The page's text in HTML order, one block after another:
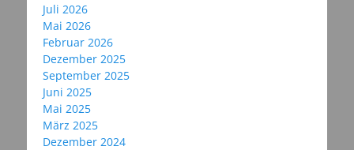
Juli 2026
Mai 2026
Februar 2026
Dezember 2025
September 2025
Juni 2025
Mai 2025
März 2025
Dezember 2024